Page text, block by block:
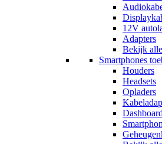
12V
Adapters
Bekijk
Smartphones
Houders
Headsets
Opladers